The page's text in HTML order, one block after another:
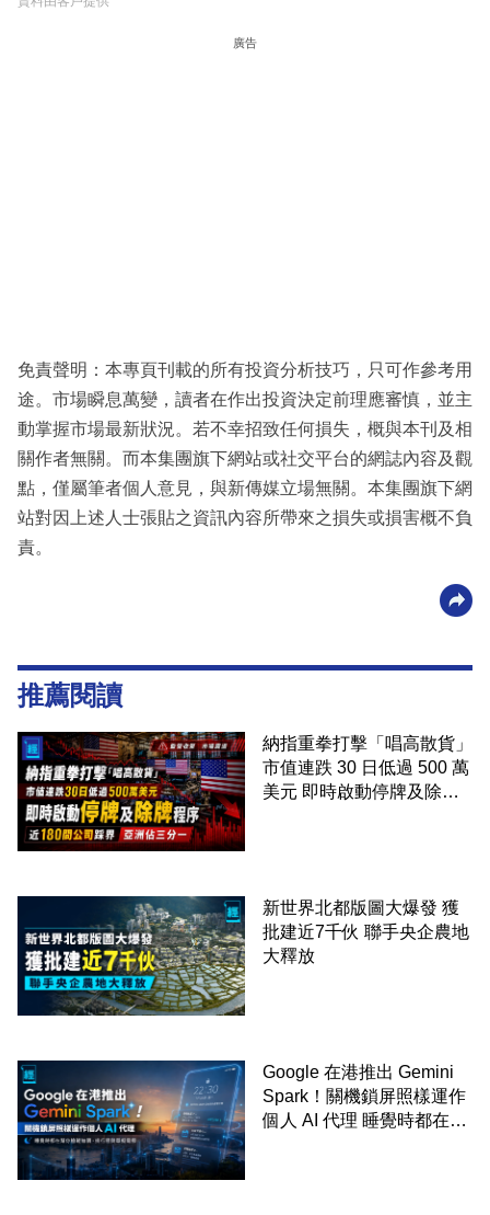
廣告
免責聲明：本專頁刊載的所有投資分析技巧，只可作參考用
途。市場瞬息萬變，讀者在作出投資決定前理應審慎，並主
動掌握市場最新狀況。若不幸招致任何損失，概與本刊及相
關作者無關。而本集團旗下網站或社交平台的網誌內容及觀
點，僅屬筆者個人意見，與新傳媒立場無關。本集團旗下網
站對因上述人士張貼之資訊內容所帶來之損失或損害概不負
責。
推薦閱讀
納指重拳打擊「唱高散貨」
市值連跌 30 日低過 500 萬
美元 即時啟動停牌及除牌
新世界北都版圖大爆發 獲
批建近7千伙 聯手央企農地
大釋放
Google 在港推出 Gemini
Spark！關機鎖屏照樣運作
個人 AI 代理 睡覺時都在幫